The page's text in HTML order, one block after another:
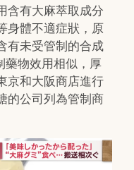
含有大麻萃取成分
身體不適症狀，原
有未受管制的合成
藥物效用相似，厚
京和大阪商店進行
的公司列為管制商